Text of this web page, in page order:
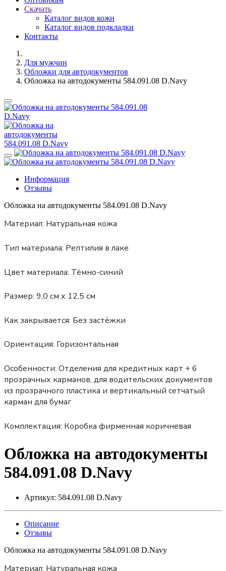
Скачать
Каталог видов кожи
Каталог видов подкладки
Контакты
Для мужчин
Обложки для автодокументов
Обложка на автодокументы 584.091.08 D.Navy
Информация
Отзывы
Обложка на автодокументы 584.091.08 D.Navy
Материал: Натуральная кожа
Тип материала: Рептилия в лаке
Цвет материала: Тёмно-синий
Размер: 9,0 см х 12,5 см
Как закрывается: Без застёжки
Ориентация: Горизонтальная
Особенности: Отделения для кредитных карт + 6
прозрачных карманов, для водительских документов
из прозрачного пластика и вертикальный сетчатый
карман для бумаг
Комплектация: Коробка фирменная коричневая
Обложка на автодокументы
584.091.08 D.Navy
Артикул: 584.091.08 D.Navy
Описание
Отзывы
Обложка на автодокументы 584.091.08 D.Navy
Материал: Натуральная кожа